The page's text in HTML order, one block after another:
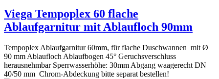
Viega Tempoplex 60 flache
Ablaufgarnitur mit Ablaufloch 90mm
Tempoplex Ablaufgarnitur 60mm, für flache Duschwannen mit Ø
90 mm Ablaufloch Ablaufbogen 45° Geruchsverschluss
herausnehmbar Sperrwasserhöhe: 30mm Abgang waagerecht DN
40/50 mm Chrom-Abdeckung bitte separat bestellen!